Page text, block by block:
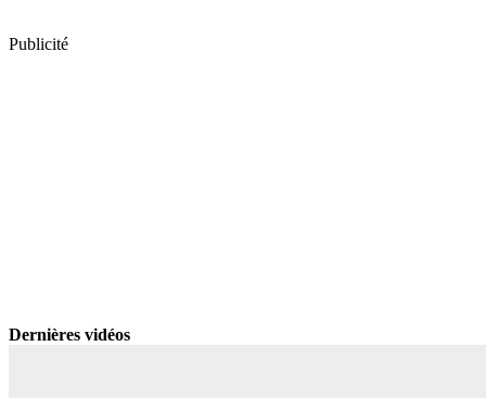
Publicité
Dernières vidéos